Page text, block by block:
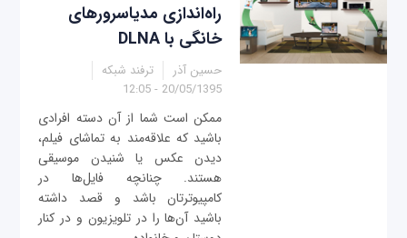
راه‌اندازی مدیاسرورهای
خانگی با DLNA
حسین آذر
ترفند شبکه
20/05/1395 - 12:05
ممکن است شما از آن دسته افرادی
باشید که علاقه‌مند به تماشای فیلم،
دیدن عکس یا شنیدن موسیقی
هستند. چنانچه فایل‌ها در
کامپیوترتان باشد و قصد داشته
باشید آن‌ها را در تلویزیون و در کنار